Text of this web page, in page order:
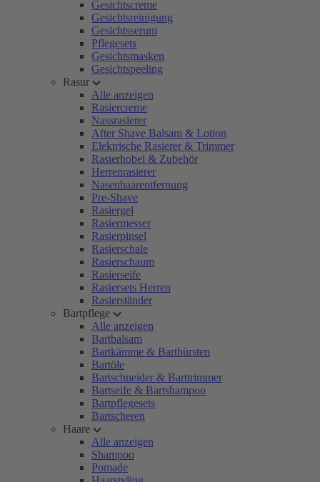
Gesichtscreme
Gesichtsreinigung
Gesichtsserum
Pflegesets
Gesichtsmasken
Gesichtspeeling
Rasur
Alle anzeigen
Rasiercreme
Nassrasierer
After Shave Balsam & Lotion
Elektrische Rasierer & Trimmer
Rasierhobel & Zubehör
Herrenrasierer
Nasenhaarentfernung
Pre-Shave
Rasiergel
Rasiermesser
Rasierpinsel
Rasierschale
Rasierschaum
Rasierseife
Rasiersets Herren
Rasierständer
Bartpflege
Alle anzeigen
Bartbalsam
Bartkämme & Bartbürsten
Bartöle
Bartschneider & Barttrimmer
Bartseife & Bartshampoo
Bartpflegesets
Bartscheren
Haare
Alle anzeigen
Shampoo
Pomade